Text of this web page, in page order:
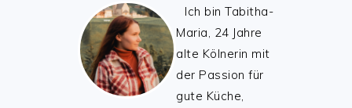
Ich bin Tabitha-
Maria, 24 Jahre
alte Kölnerin mit
der Passion für
gute Küche,